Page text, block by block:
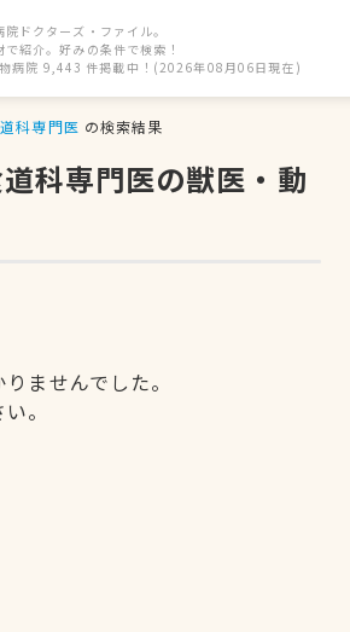
ドクターズ・ファイル。
紹介。好みの条件で検索！
病院 9,443 件掲載中！(2026年08月06日現在)
科専門医 の検索結果
科専門医の獣医・動
ませんでした。
。